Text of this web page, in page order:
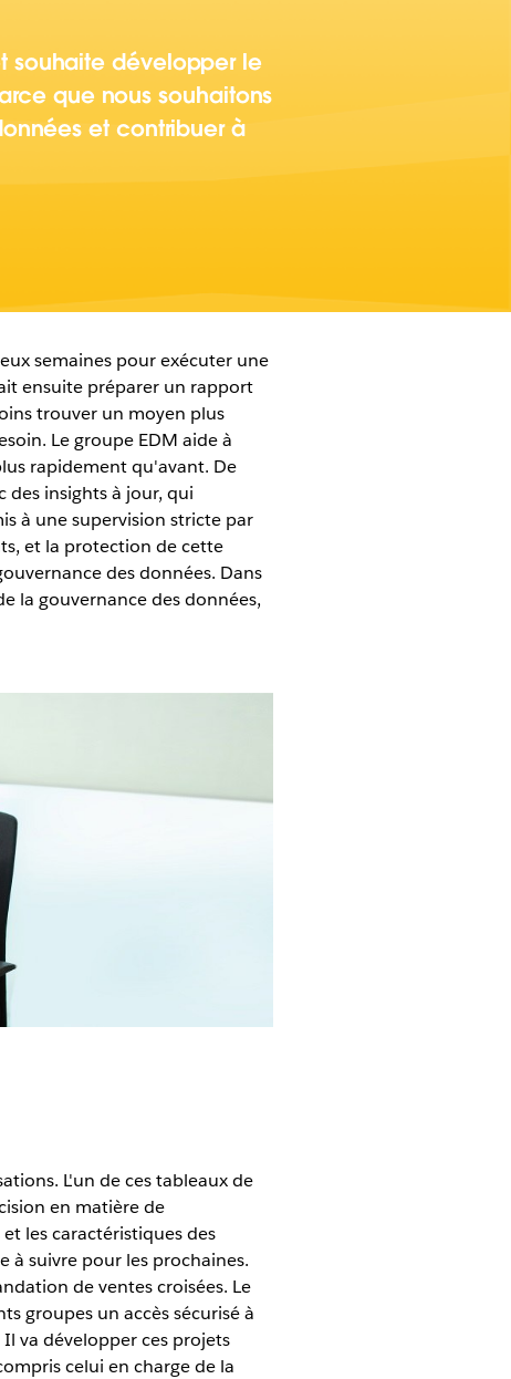
souhaite développer le
que nous souhaitons
et contribuer à
semaines pour exécuter une
ensuite préparer un rapport
trouver un moyen plus
Le groupe EDM aide à
rapidement qu'avant. De
des insights à jour, qui
à une supervision stricte par
et la protection de cette
des données. Dans
la gouvernance des données,
L'un de ces tableaux de
en matière de
les caractéristiques des
à suivre pour les prochaines.
de ventes croisées. Le
groupes un accès sécurisé à
va développer ces projets
celui en charge de la